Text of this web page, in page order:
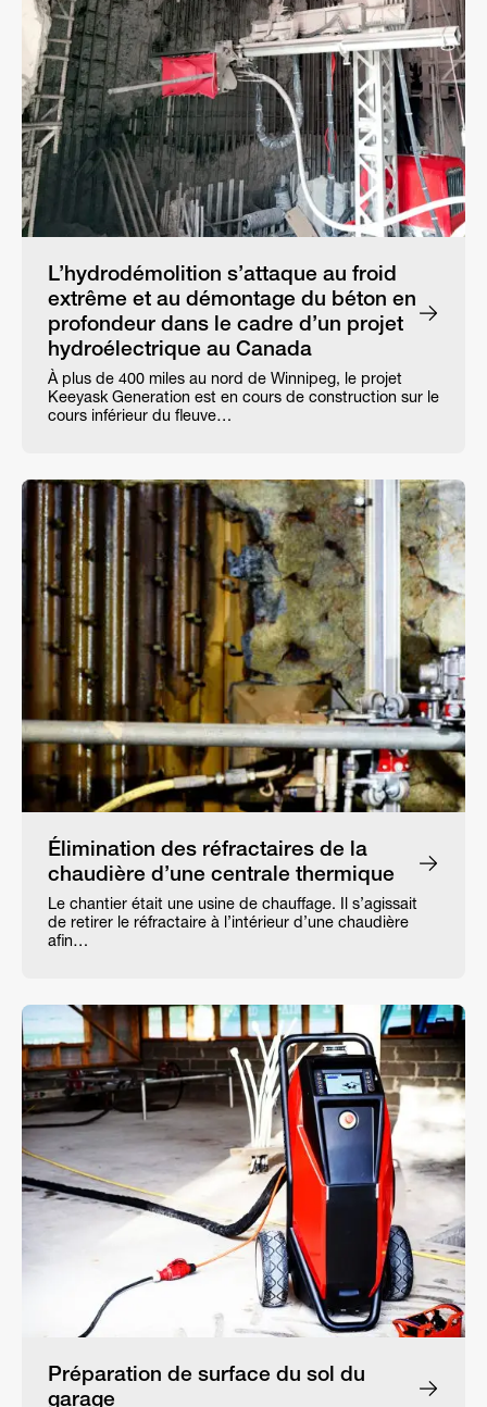
L’hydrodémolition s’attaque au froid
extrême et au démontage du béton en
profondeur dans le cadre d’un projet
hydroélectrique au Canada
À plus de 400 miles au nord de Winnipeg, le projet
Keeyask Generation est en cours de construction sur le
cours inférieur du fleuve…
Élimination des réfractaires de la
chaudière d’une centrale thermique
Le chantier était une usine de chauffage. Il s’agissait
de retirer le réfractaire à l’intérieur d’une chaudière
afin…
Préparation de surface du sol du
garage